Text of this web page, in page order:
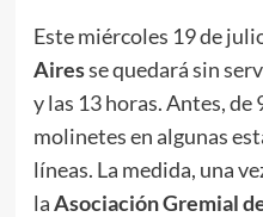
Este miércoles 19 de
Airesse quedará sin
y las 13 horas. Antes, de
molinetes en algunas
líneas. La medida, una
laAsociación Gremial